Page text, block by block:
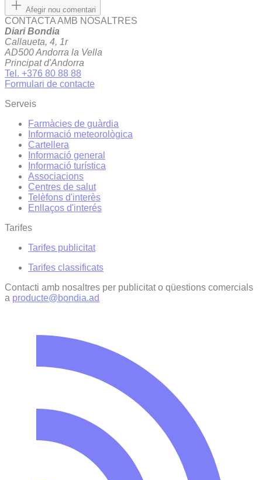
Afegir nou comentari
CONTACTA AMB NOSALTRES
Diari Bondia
Callaueta, 4, 1r
AD500 Andorra la Vella
Principat d'Andorra
Tel. +376 80 88 88
Formulari de contacte
Serveis
Farmàcies de guàrdia
Informació meteorològica
Cartellera
Informació general
Informació turística
Associacions
Centres de salut
Telèfons d'interès
Enllaços d'interés
Tarifes
Tarifes publicitat
Tarifes classificats
Contacti amb nosaltres per publicitat o qüestions comercials
a producte@bondia.ad